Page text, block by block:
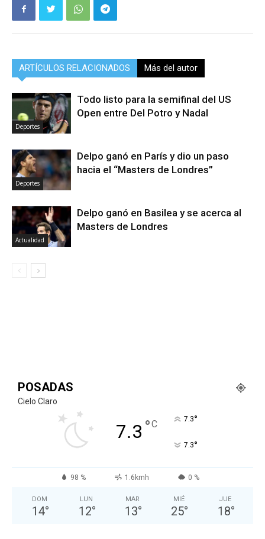
ARTÍCULOS RELACIONADOS Más del autor
Deportes
Todo listo para la semifinal del US
Open entre Del Potro y Nadal
Deportes
Delpo ganó en París y dio un paso
hacia el “Masters de Londres”
Actualidad
Delpo ganó en Basilea y se acerca al
Masters de Londres
POSADAS
Cielo Claro
7.3 °C 7.3°
7.3°
98 % 1.6kmh 0 %
DOM
14°
LUN
12°
MAR
13°
MIÉ
25°
JUE
18°